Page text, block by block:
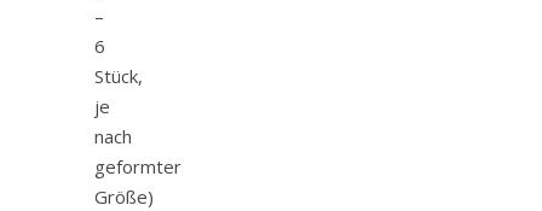
–
6
Stück,
je
nach
geformter
Größe)